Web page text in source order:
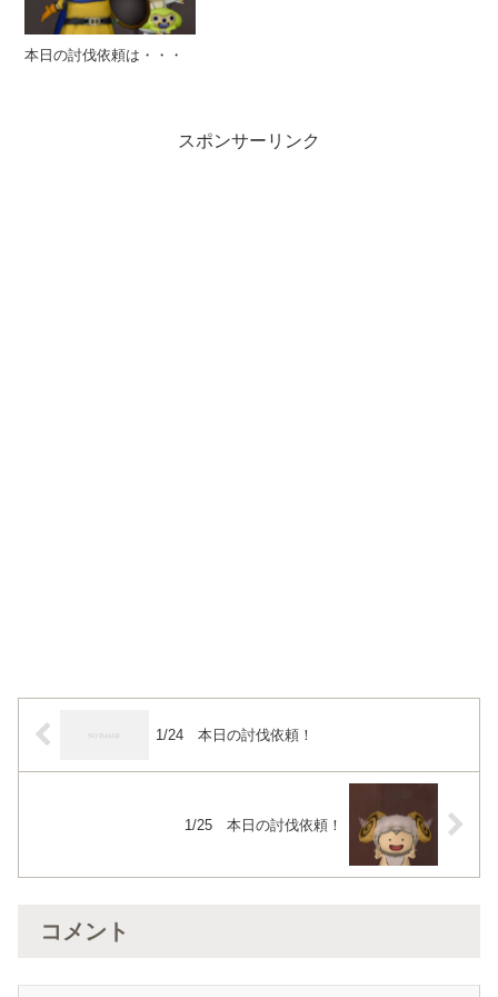
本日の討伐依頼は・・・
スポンサーリンク
1/24 本日の討伐依頼！
1/25 本日の討伐依頼！
コメント